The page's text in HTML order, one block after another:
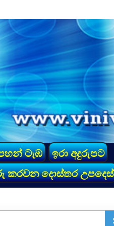
ටැඹ
ඉරා අදුරුපට
කරවන දොස්තර උපදෙස්